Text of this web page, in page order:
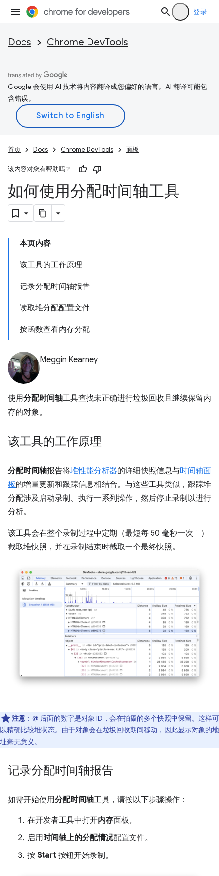
登录
Docs Chrome DevTools
Google 会使用 AI 技术将内容翻译成您偏好的语言。AI 翻译可能包
含错误。
首页 Docs Chrome DevTools 面板
该内容对您有帮助吗？
如何使用分配时间轴工具
本页内容
该工具的工作原理
记录分配时间轴报告
读取堆分配配置文件
按函数查看内存分配
Meggin Kearney
使用分配时间轴工具查找未正确进行垃圾回收且继续保留内
存的对象。
该工具的工作原理
分配时间轴报告将堆性能分析器的详细快照信息与时间轴面
板的增量更新和跟踪信息相结合。与这些工具类似，跟踪堆
分配涉及启动录制、执行一系列操作，然后停止录制以进行
分析。
该工具会在整个录制过程中定期（最短每 50 毫秒一次！）
截取堆快照，并在录制结束时截取一个最终快照。
注意 ：@ 后面的数字是对象 ID，会在拍摄的多个快照中保留。这样可
以精确比较堆状态。由于对象会在垃圾回收期间移动，因此显示对象的地
址毫无意义。
记录分配时间轴报告
如需开始使用分配时间轴工具，请按以下步骤操作：
在开发者工具中打开内存面板。
启用时间轴上的分配情况配置文件。
按 Start 按钮开始录制。